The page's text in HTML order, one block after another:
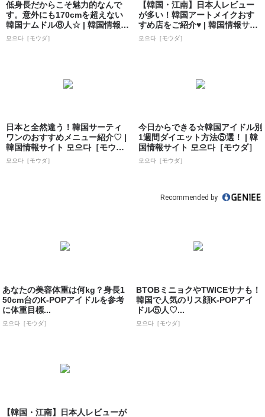
低身長だからこそ魅力的なんで
す。意外にも170cmを超えない
韓国ナムドル⑧人☆ | 韓国情報サ
イト...
모으다［モウダ］
【韓国・江南】日本人レビュー
が多い！韓国アートメイクおす
すめ店をご紹介♥ | 韓国情報サイ
ト 모으...
모으다［モウダ］
日本と全然違う！韓国サーティ
ワンのおすすめメニュー紹介♡ |
韓国情報サイト 모으다［モウ
ダ］
모으다［モウダ］
今日からできる☆韓国アイドル別
1週間ダイエット方法⑤選！ | 韓
国情報サイト 모으다［モウダ］
모으다［モウダ］
Recommended by
あなたの美容体重は何kg？身長1
50cm台のK-POPアイドルを参考
に体重目標...
모으다［モウダ］
BTOBミニョクやTWICEサナも！
韓国で人気のリス顔K-POPアイ
ドル⑤人♡...
모으다［モウダ］
【韓国・江南】日本人レビューが